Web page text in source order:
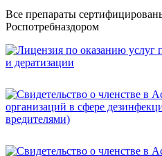
Все препараты
Роспотребназдором